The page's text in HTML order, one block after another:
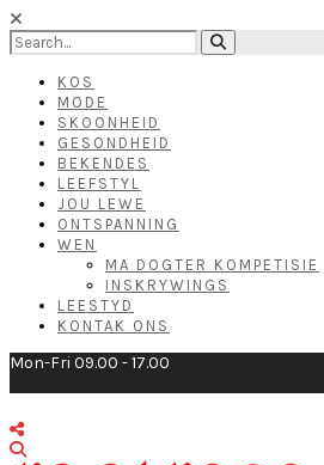
KOS
MODE
SKOONHEID
GESONDHEID
BEKENDES
LEEFSTYL
JOU LEWE
ONTSPANNING
WEN
MA DOGTER KOMPETISIE
INSKRYWINGS
LEESTYD
KONTAK ONS
Mon-Fri 09.00 - 17.00